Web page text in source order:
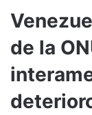
de la